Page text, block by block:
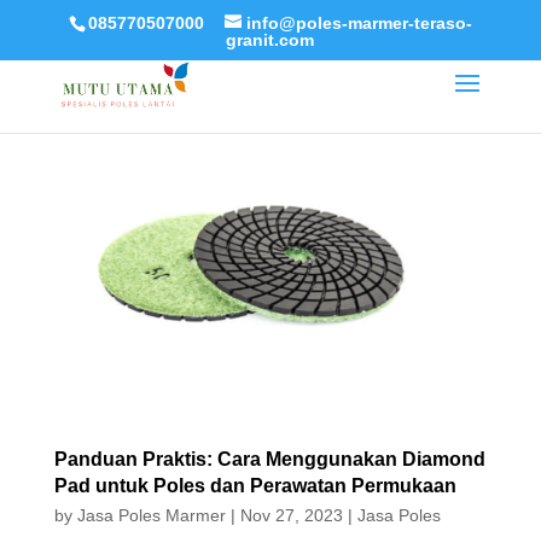
085770507000
info@poles-marmer-teraso-
granit.com
Panduan Praktis: Cara Menggunakan Diamond
Pad untuk Poles dan Perawatan Permukaan
by Jasa Poles Marmer| Nov 27, 2023 | Jasa Poles